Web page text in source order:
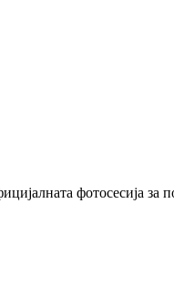
фотосесија за